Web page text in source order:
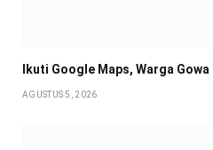
Ikuti Google Maps, Warga
AGUSTUS 5, 2026